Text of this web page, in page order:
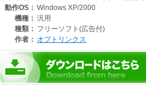
メモリー:128MB以上(OSが正しく動作すること)
ビデオカード:解像度800×600ドット、ハイカ
サウンド:OSがサポートするサウンドシステム
ハードディスク:空き容量120MB以上
※本ソフトウェアは有料で販売中の同一名称
プトメディア版です。
※サポートをご希望の場合、広告なしでご利
動作OS： Windows XP/2000
機種： 汎用
種類： フリーソフト(広告付)
作者： オプトリンクス